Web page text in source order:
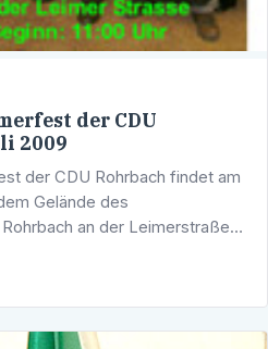
der CDU
2009
der CDU Rohrbach findet am
Gelände des
an der Leimerstraße
…